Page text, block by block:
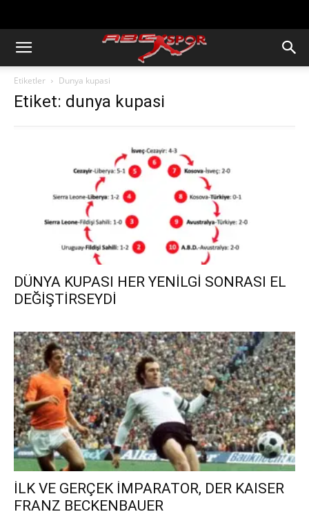
Etiketler Dunya kupasi
Etiket: dunya kupasi
DÜNYA KUPASI HER YENİLGİ SONRASI EL
DEĞİŞTİRSEYDİ
İLK VE GERÇEK İMPARATOR, DER KAISER
FRANZ BECKENBAUER